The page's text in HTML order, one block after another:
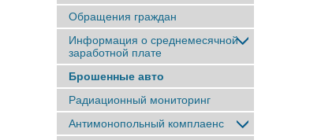
Обращения граждан
Информация о среднемесячной
заработной плате
Брошенные авто
Радиационный мониторинг
Антимонопольный комплаенс